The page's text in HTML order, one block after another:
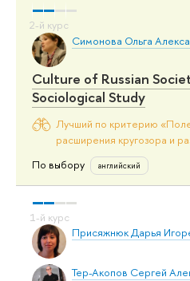
Симонова Ольга
Culture of Russian
Sociological Study
Лучший по критерию
расширения кругозора и
По выбору
английский
Присяжнюк Дарья
Тер-Акопов Сергей